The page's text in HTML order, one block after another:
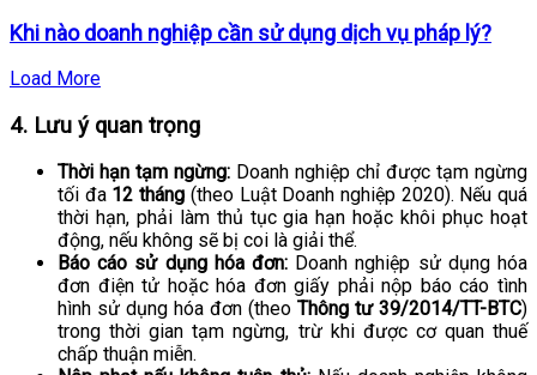
Khi nào doanh nghiệp cần sử dụng dịch vụ pháp lý?
Load More
4. Lưu ý quan trọng
Thời hạn tạm ngừng: Doanh nghiệp chỉ được tạm ngừng
tối đa 12 tháng (theo Luật Doanh nghiệp 2020). Nếu quá
thời hạn, phải làm thủ tục gia hạn hoặc khôi phục hoạt
động, nếu không sẽ bị coi là giải thể.
Báo cáo sử dụng hóa đơn: Doanh nghiệp sử dụng hóa
đơn điện tử hoặc hóa đơn giấy phải nộp báo cáo tình
hình sử dụng hóa đơn (theo Thông tư 39/2014/TT-BTC)
trong thời gian tạm ngừng, trừ khi được cơ quan thuế
chấp thuận miễn.